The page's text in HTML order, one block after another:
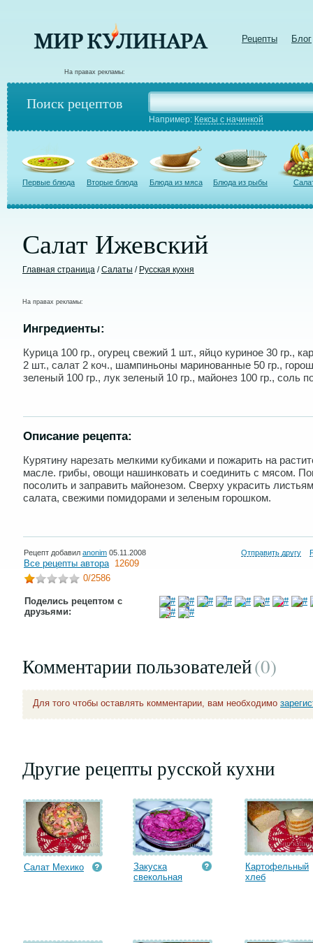
Рецепты Блог
На правах рекламы:
Поиск рецептов
Например: Кексы с начинкой
Первые блюда Вторые блюда Блюда из мяса Блюда из рыбы
Салат Ижевский
Главная страница /Салаты / Русская кухня
На правах рекламы:
Ингредиенты:
Курица 100 гр., огурец свежий 1 шт., яйцо куриное 30 гр.,
2 шт., салат 2 коч., шампиньоны маринованные 50 гр.,
зеленый 100 гр., лук зеленый 10 гр., майонез 100 гр., соль
Описание рецепта:
Курятину нарезать мелкими кубиками и пожарить на
масле. грибы, овощи нашинковать и соединить с мясом.
посолить и заправить майонезом. Сверху украсить
салата, свежими помидорами и зеленым горошком.
Рецепт добавил anonim 05.11.2008 Отправить другу
Все рецепты автора 12609
0/2586
Поделись рецептом с
друзьями:
Комментарии пользователей(0)
Для того чтобы оставлять комментарии, вам необходимо
Другие рецепты русской кухни
Салат Мехико
Закуска
свекольная
Картофельный
хлеб